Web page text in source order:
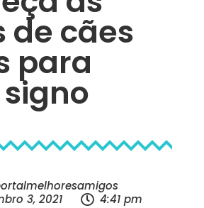
de cães
para
3, 2021
4:41 pm